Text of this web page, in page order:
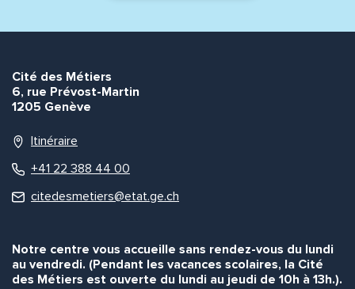
Cité des Métiers
6, rue Prévost-Martin
1205 Genève
Itinéraire
+41 22 388 44 00
citedesmetiers@etat.ge.ch
Notre centre vous accueille sans rendez-vous du lundi
au vendredi. (Pendant les vacances scolaires, la Cité
des Métiers est ouverte du lundi au jeudi de 10h à 13h.).